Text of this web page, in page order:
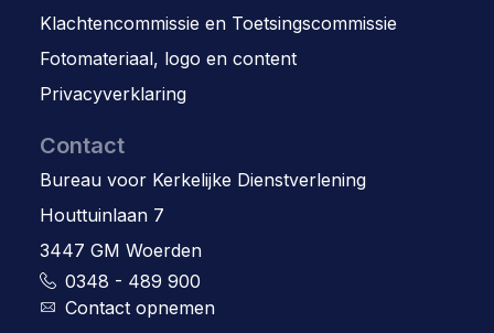
Klachtencommissie en Toetsingscommissie
Fotomateriaal, logo en content
Privacyverklaring
Contact
Bureau voor Kerkelijke Dienstverlening
Houttuinlaan 7
3447 GM Woerden
0348 - 489 900
Contact opnemen